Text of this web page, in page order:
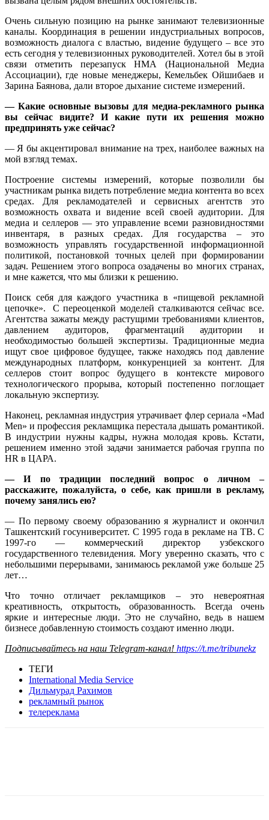
Очень сильную позицию на рынке занимают телевизионные
каналы. Координация в решении индустриальных вопросов,
возможность диалога с властью, видение будущего – все это
есть сегодня у телевизионных руководителей. Хотел бы в этой
связи отметить перезапуск НМА (Национальной Медиа
Ассоциации), где новые менеджеры, Кемельбек Ойшибаев и
Зарина Баянова, дали второе дыхание системе измерений.
— Какие основные вызовы для медиа-рекламного рынка
вы сейчас видите? И какие пути их решения можно
предпринять уже сейчас?
— Я бы акцентировал внимание на трех, наиболее важных на
мой взгляд темах.
Построение системы измерений, которые позволили бы
участникам рынка видеть потребление медиа контента во всех
средах. Для рекламодателей и сервисных агентств это
возможность охвата и видение всей своей аудитории. Для
медиа и селлеров — это управление всеми разновидностями
инвентаря, в разных средах. Для государства – это
возможность управлять государственной информационной
политикой, постановкой точных целей при формировании
задач. Решением этого вопроса озадачены во многих странах,
и мне кажется, что мы близки к решению.
Поиск себя для каждого участника в «пищевой рекламной
цепочке». С переоценкой моделей сталкиваются сейчас все.
Агентства зажаты между растущими требованиями клиентов,
давлением аудиторов, фрагментаций аудитории и
необходимостью большей экспертизы. Традиционные медиа
ищут свое цифровое будущее, также находясь под давление
международных платформ, конкуренцией за контент. Для
селлеров стоит вопрос будущего в контексте мирового
технологического прорыва, который постепенно поглощает
локальную экспертизу.
Наконец, рекламная индустрия утрачивает флер сериала «Mad
Men» и профессия рекламщика перестала дышать романтикой.
В индустрии нужны кадры, нужна молодая кровь. Кстати,
решением именно этой задачи занимается рабочая группа по
HR в ЦАРА.
— И по традиции последний вопрос о личном –
расскажите, пожалуйста, о себе, как пришли в рекламу,
почему занялись ею?
— По первому своему образованию я журналист и окончил
Ташкентский госуниверситет. С 1995 года в рекламе на ТВ. С
1997-го — коммерческий директор узбекского
государственного телевидения. Могу уверенно сказать, что с
небольшими перерывами, занимаюсь рекламой уже больше 25
лет…
Что точно отличает рекламщиков – это невероятная
креативность, открытость, образованность. Всегда очень
яркие и интересные люди. Это не случайно, ведь в нашем
бизнесе добавленную стоимость создают именно люди.
Подписывайтесь на наш Telegram-канал! https://t.me/tribunekz
ТЕГИ
International Media Service
Дильмурад Рахимов
рекламный рынок
телереклама